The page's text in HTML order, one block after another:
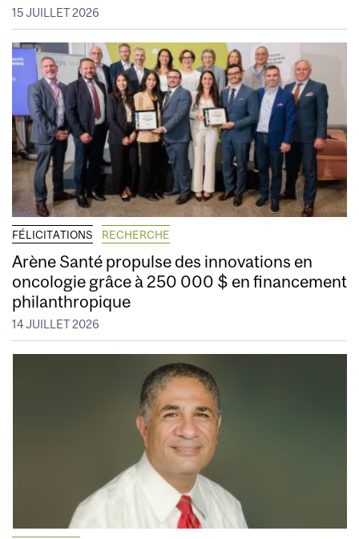
15 JUILLET 2026
FÉLICITATIONS RECHERCHE
Arène Santé propulse des innovations en
oncologie grâce à 250 000 $ en financement
philanthropique
14 JUILLET 2026